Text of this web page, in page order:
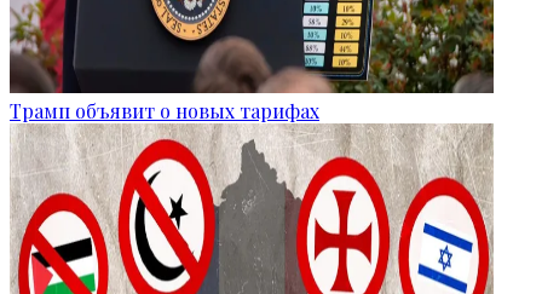
Трамп объявит о новых тарифах